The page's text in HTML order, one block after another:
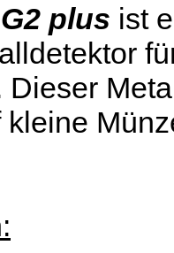
plus ist
Dieser